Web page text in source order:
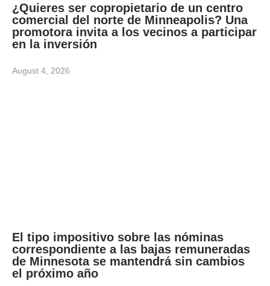
¿Quieres ser copropietario de un centro
comercial del norte de Minneapolis? Una
promotora invita a los vecinos a participar
en la inversión
August 4, 2026
El tipo impositivo sobre las nóminas
correspondiente a las bajas remuneradas
de Minnesota se mantendrá sin cambios
el próximo año